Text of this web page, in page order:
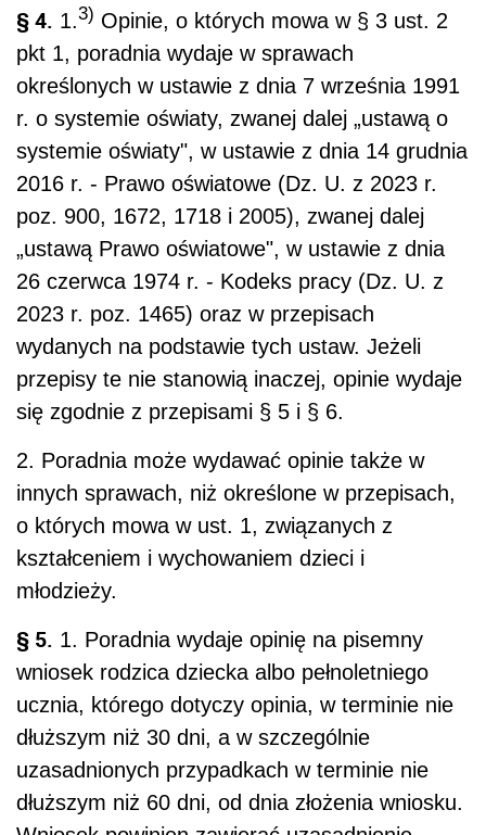
§ 4. 1.3) Opinie, o których mowa w § 3 ust. 2
pkt 1, poradnia wydaje w sprawach
określonych w ustawie z dnia 7 września 1991
r. o systemie oświaty, zwanej dalej „ustawą o
systemie oświaty", w ustawie z dnia 14 grudnia
2016 r. - Prawo oświatowe (Dz. U. z 2023 r.
poz. 900, 1672, 1718 i 2005), zwanej dalej
„ustawą Prawo oświatowe", w ustawie z dnia
26 czerwca 1974 r. - Kodeks pracy (Dz. U. z
2023 r. poz. 1465) oraz w przepisach
wydanych na podstawie tych ustaw. Jeżeli
przepisy te nie stanowią inaczej, opinie wydaje
się zgodnie z przepisami § 5 i § 6.
2. Poradnia może wydawać opinie także w
innych sprawach, niż określone w przepisach,
o których mowa w ust. 1, związanych z
kształceniem i wychowaniem dzieci i
młodzieży.
§ 5. 1. Poradnia wydaje opinię na pisemny
wniosek rodzica dziecka albo pełnoletniego
ucznia, którego dotyczy opinia, w terminie nie
dłuższym niż 30 dni, a w szczególnie
uzasadnionych przypadkach w terminie nie
dłuższym niż 60 dni, od dnia złożenia wniosku.